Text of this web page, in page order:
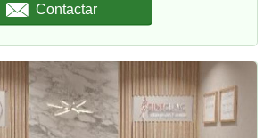
Contactar